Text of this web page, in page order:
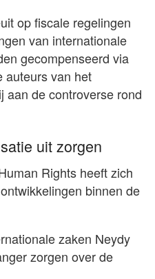
op fiscale regelingen
van internationale
gecompenseerd via
auteurs van het
aan de controverse rond
uit zorgen
Rights heeft zich
binnen de
zaken Neydy
zorgen over de